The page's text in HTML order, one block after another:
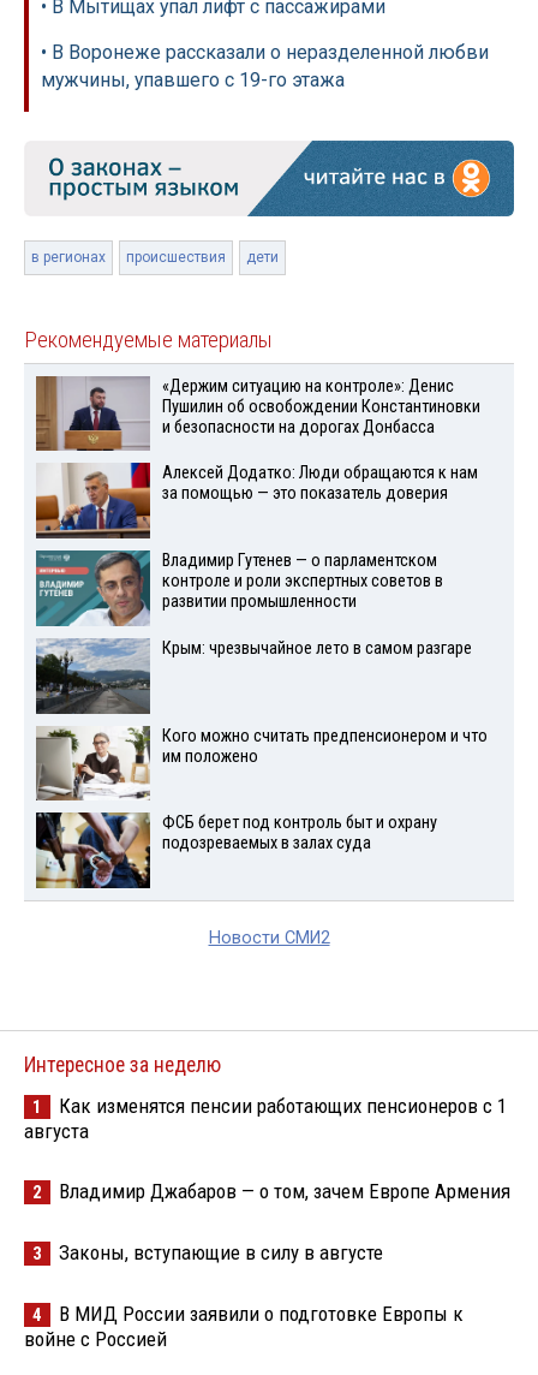
• В Мытищах упал лифт с пассажирами
• В Воронеже рассказали о неразделенной любви
мужчины, упавшего с 19-го этажа
в регионах происшествия дети
Рекомендуемые материалы
«Держим ситуацию на контроле»: Денис
Пушилин об освобождении Константиновки
и безопасности на дорогах Донбасса
Алексей Додатко: Люди обращаются к нам
за помощью — это показатель доверия
Владимир Гутенев — о парламентском
контроле и роли экспертных советов в
развитии промышленности
Крым: чрезвычайное лето в самом разгаре
Кого можно считать предпенсионером и что
им положено
ФСБ берет под контроль быт и охрану
подозреваемых в залах суда
Новости СМИ2
Интересное за неделю
1
Как изменятся пенсии работающих пенсионеров с 1
августа
2 Владимир Джабаров — о том, зачем Европе Армения
3 Законы, вступающие в силу в августе
4
В МИД России заявили о подготовке Европы к
войне с Россией